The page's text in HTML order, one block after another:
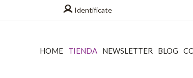
HOME TIENDA NEWSLETTER BLOG
Identifícate